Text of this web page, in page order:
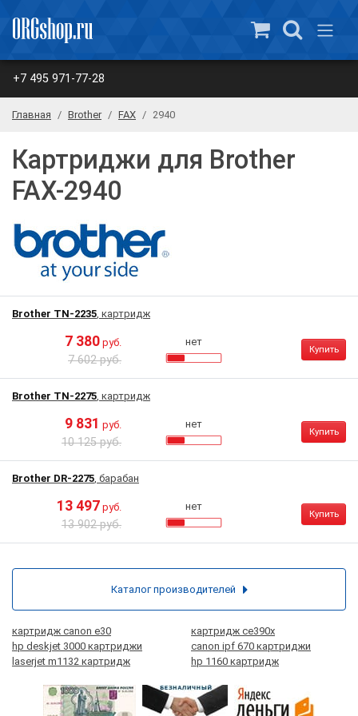
+7 495 971-77-28
Главная Brother FAX 2940
Картриджи для Brother
FAX-2940
Brother TN-2235, картридж
7 380 руб.
7 602 руб.
нет
Купить
Brother TN-2275, картридж
9 831 руб.
10 125 руб.
нет
Купить
Brother DR-2275, барабан
13 497 руб.
13 902 руб.
нет
Купить
картридж canon e30
картридж ce390x
hp deskjet 3000 картриджи
canon ipf 670 картриджи
laserjet m1132 картридж
hp 1160 картридж